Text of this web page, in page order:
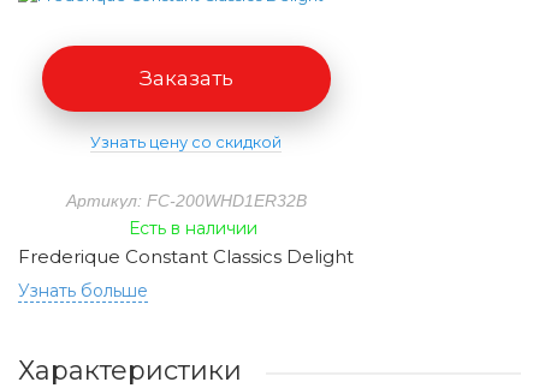
Артикул: FC-200WHD1ER32B
Есть в наличии
Frederique Constant Classics Delight
Узнать больше
Заказать
Узнать цену со скидкой
Характеристики